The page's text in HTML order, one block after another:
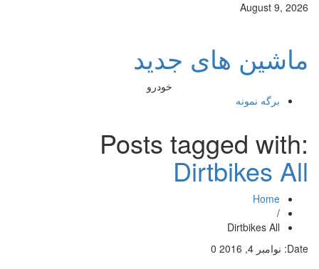
August 9, 2026
ماشین های جدید
خودرو
برگه نمونه
Posts tagged with:
Dirtbikes All
Home
/
Dirtbikes All
Date: نوامبر 4, 2016 0